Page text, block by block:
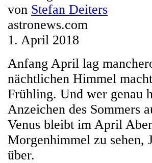
von Stefan Deiters
astronews.com
1. April 2018
Anfang April lag
nächtlichen Himmel
Frühling. Und wer genau
Anzeichen des Sommers
Venus bleibt im April
Morgenhimmel zu sehen,
über.